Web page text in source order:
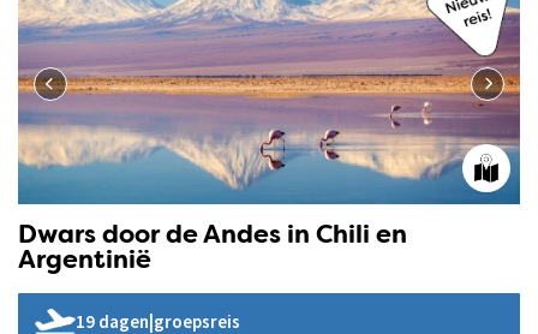
Dwars door de Andes in Chili en
Argentinië
19 dagen|groepsreis